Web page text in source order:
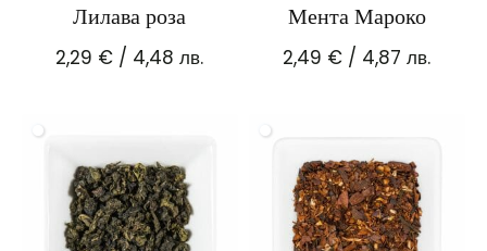
Лилава роза
2,29 € / 4,48 лв.
Мента Мароко
2,49 € / 4,87 лв.